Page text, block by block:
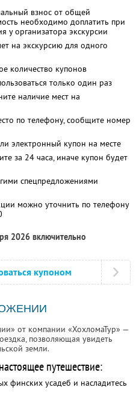
взнос от общей
необходимо доплатить при
у организатора экскурсии
на экскурсию для одного
количество купонов
только один раз
наличие мест на
по телефону, сообщите номер
электронный купон на месте
за 24 часа, иначе купон будет
спецпредложениями
можно уточнить по телефону
2026 включительно
купоном
от компании «ХохломаТур» —
позволяющая увидеть
земли.
путешествие:
финских усадеб и насладитесь